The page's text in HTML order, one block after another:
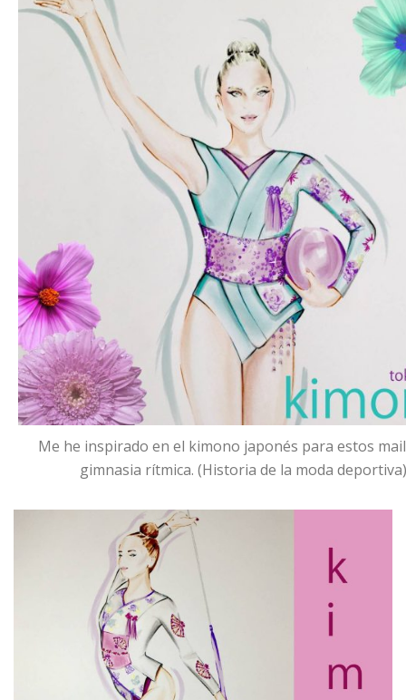
Me he inspirado en el kimono japonés para estos
gimnasia rítmica. (Historia de la moda